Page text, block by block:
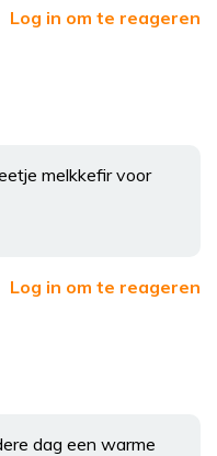
Log in om te reageren
melkkefir voor
Log in om te reageren
dag een warme